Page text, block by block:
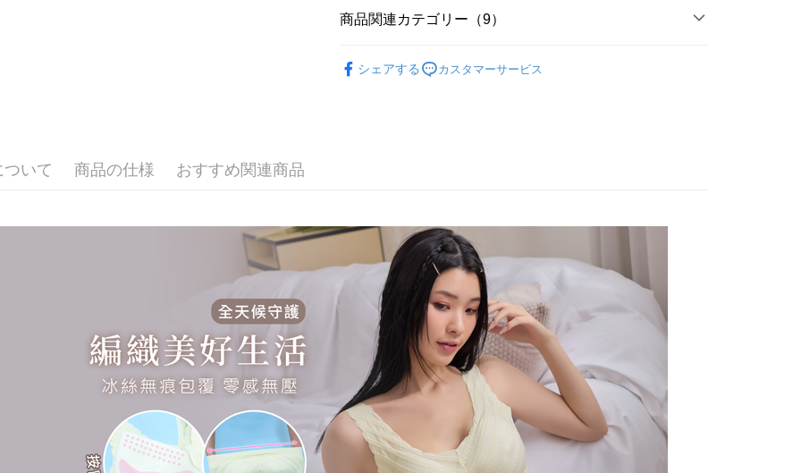
が発生した場合は、システムの評価基準に達していないことを意味し、
よって提供され、ユーザーが取引時に本サービスを通じて商品やサービ
スを購入できるようにし、店舗が売買／分割払い売買の債権を当社に譲
渡した後、契約に基づいて当社の請求書で帳款を支払うことになりま
2. 「OP Pay Later」を利用する契約関係の目的から、店舗はあなたの個
人情報（名前、電話または住所を含む）を台湾大哥大に提供し、収集、
処理および利用するために、当社があなた本人と分割請求書に必要な情
報の確認、照合および修正を行います。
3. 完全なユーザーサービス規約については、以下のリンクを参照してく
ださい：
https://oppay.tw/userRule
5.商品受け取り時のお支払いは不要です。商品を確かめてから、SMSま
二、支払い限度額
1.初回 AFTEEを ご利用の際に、認証結果及び当社の審査の結果に基づ
き、限度額が設定されます。
2.決済金額は最低NT$20です。
3.現在、台湾の会員のみご利用いただけます。
三、利用規約「AFTEE代金後払い」（以下当サービスという）はネット
プロテクションズ（以下 AFTEE という）が提供し、AFTEEが代金を徴収
します。当サービスご利用の際に提供しなければならない個人情報（注
文者の氏名、電話番号、受取人の氏名、電話番号、受取人住所を含むが
これに限らない）は、AFTEEに渡され当サービスで必要な範囲内で利用
されます。AFTEEの個人情報の収集、処理、利用について、詳細は
AFTEE公式ホームページの『個人情報の収集、処理及び利用に関する声
明』をご参照ください（
全家取貨付款
付款後萊爾富取貨
配送毎にNT$80、NT$799以上で送料無料
7-11取貨付款
配送毎にNT$80、NT$799以上で送料無料
付款後7-11取貨
配送毎にNT$80、NT$799以上で送料無料
7-11取貨(快速到店)
配送毎にNT$90
商品関連カテゴリー（9）
👗部落客&網紅實穿試衣間
👀│內衣款式特搜 蕾絲內衣 Bra Top
✨無鋼圈ღ 釋壓零束縛挺立有型
シェアする カスタマーサービス
いて 商品の仕様 おすすめ関連商品